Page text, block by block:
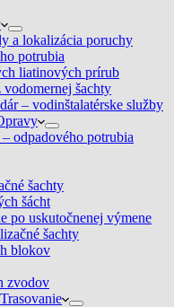
a lokalizácia poruchy
potrubia
liatinových prírub
šachty
– vodinštalatérske služby
odpadového potrubia
šachty
šácht
po uskutočnenej výmene
šachty
blokov
zvodov